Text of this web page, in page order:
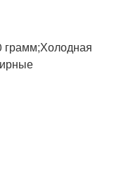
грамм;Холодная